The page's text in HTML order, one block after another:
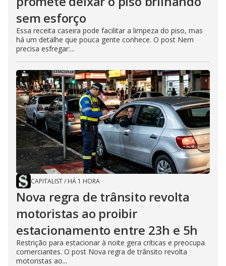
sem esforço
Essa receita caseira pode facilitar a limpeza do piso, mas
há um detalhe que pouca gente conhece. O post Nem
precisa esfregar:...
CAPITALIST/ HÁ 1 HORA
Nova regra de trânsito revolta
motoristas ao proibir
estacionamento entre 23h e 5h
Restrição para estacionar à noite gera críticas e preocupa
comerciantes. O post Nova regra de trânsito revolta
motoristas ao...